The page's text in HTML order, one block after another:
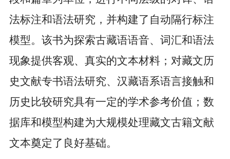
法标注和语法研究，并构建了自动隔行标注
模型。该书为探索古藏语语音、词汇和语法
现象提供客观、真实的文本材料；对藏文历
史文献专书语法研究、汉藏语系语言接触和
历史比较研究具有一定的学术参考价值；数
据库和模型构建为大规模处理藏文古籍文献
文本奠定了良好基础。